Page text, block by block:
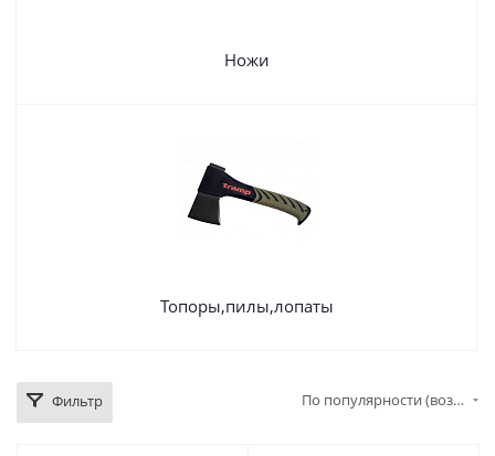
Ножи
Топоры,пилы,лопаты
Фильтр По популярности (возрастание)